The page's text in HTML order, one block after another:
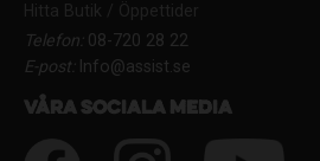
Hitta Butik / Öppettider
Telefon:08-720 28 22
E-post:Info@assist.se
Våra sociala media